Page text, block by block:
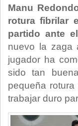
Manu
rotura fibrilar
partido ante
nuevo la zaga
jugador ha
sido tan
pequeña
trabajar duro